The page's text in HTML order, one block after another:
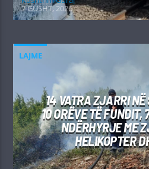
7 GUSHT, 2026
LAJME
14 VATRA ZJARRI NË
10 ORËVE TË FUNDIT,
NDËRHYRJE ME
HELIKOPTER